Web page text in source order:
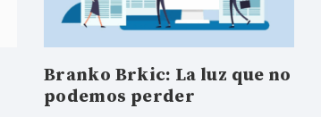
Branko Brkic: La luz que no
podemos perder